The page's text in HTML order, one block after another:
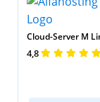
Cloud-Server M
4,8